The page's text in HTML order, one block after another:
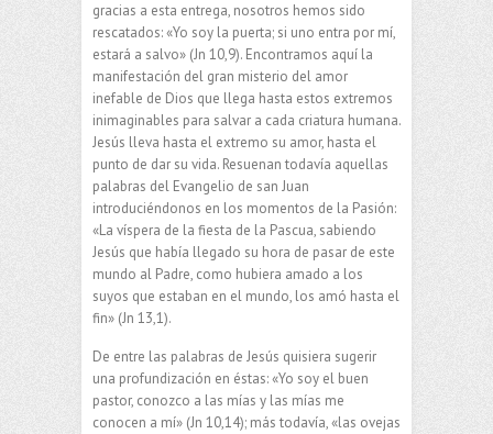
gracias a esta entrega, nosotros hemos sido
rescatados: «Yo soy la puerta; si uno entra por mí,
estará a salvo» (Jn 10,9). Encontramos aquí la
manifestación del gran misterio del amor
inefable de Dios que llega hasta estos extremos
inimaginables para salvar a cada criatura humana.
Jesús lleva hasta el extremo su amor, hasta el
punto de dar su vida. Resuenan todavía aquellas
palabras del Evangelio de san Juan
introduciéndonos en los momentos de la Pasión:
«La víspera de la fiesta de la Pascua, sabiendo
Jesús que había llegado su hora de pasar de este
mundo al Padre, como hubiera amado a los
suyos que estaban en el mundo, los amó hasta el
fin» (Jn 13,1).
De entre las palabras de Jesús quisiera sugerir
una profundización en éstas: «Yo soy el buen
pastor, conozco a las mías y las mías me
conocen a mí» (Jn 10,14); más todavía, «las ovejas